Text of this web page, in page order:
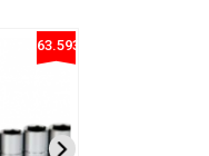
63.593380614657214%